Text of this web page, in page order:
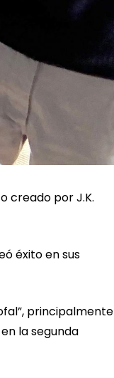
creado por J.K.
éxito en sus
principalmente
la segunda